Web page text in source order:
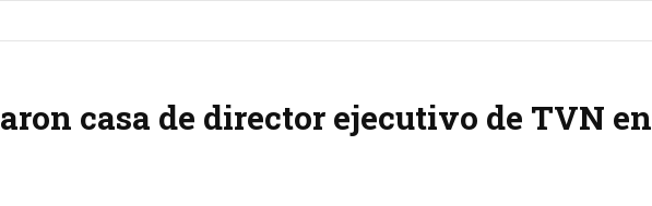
casa de director ejecutivo de TVN en